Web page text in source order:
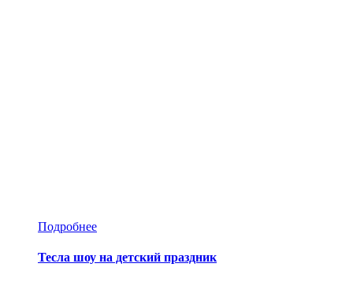
Подробнее
Тесла шоу на детский праздник